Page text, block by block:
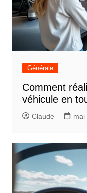
Générale
Comment
véhicule en
Claude mai